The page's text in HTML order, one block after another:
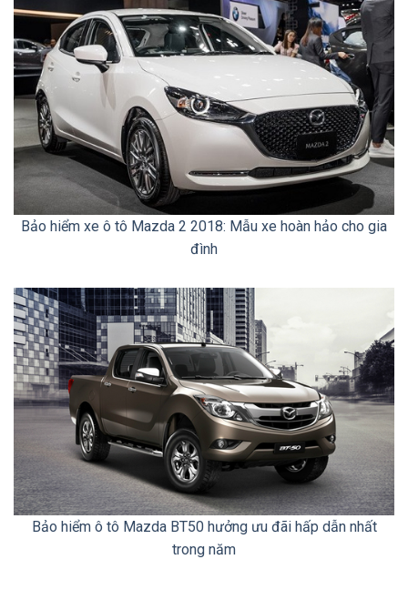
Bảo hiểm xe ô tô Mazda 2 2018: Mẫu xe hoàn hảo cho gia
đình
Bảo hiểm ô tô Mazda BT50 hưởng ưu đãi hấp dẫn nhất
trong năm